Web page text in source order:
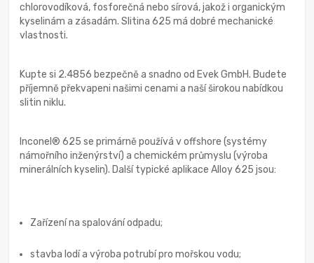
chlorovodíková, fosforečná nebo sírová, jakož i organickým
kyselinám a zásadám. Slitina 625 má dobré mechanické
vlastnosti.
Kupte si 2.4856 bezpečně a snadno od Evek GmbH. Budete
příjemně překvapeni našimi cenami a naší širokou nabídkou
slitin niklu.
Inconel® 625 se primárně používá v offshore (systémy
námořního inženýrství) a chemickém průmyslu (výroba
minerálních kyselin). Další typické aplikace Alloy 625 jsou:
Zařízení na spalování odpadu;
stavba lodí a výroba potrubí pro mořskou vodu;